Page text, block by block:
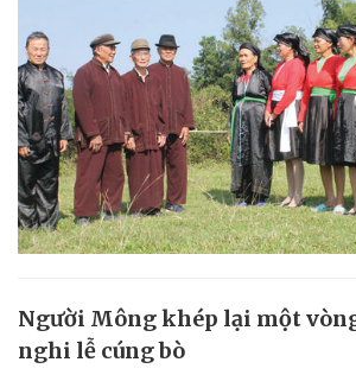
Người Mông khép lại một
nghi lễ cúng bò